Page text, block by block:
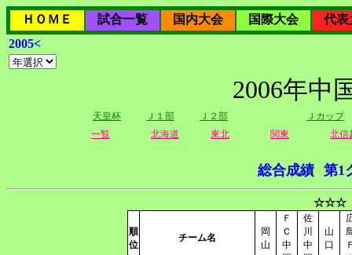
ＨＯＭＥ 試合一覧 国内大会 国際大会
代表
2005<
2006年中
天皇杯 Ｊ１部 Ｊ２部
Ｊカップ
一覧
北海道 東北 関東 北信
総合成績 第1
☆☆☆
順
位
チーム名
岡
山
Ｆ
Ｃ
中
佐
川
中
山
口